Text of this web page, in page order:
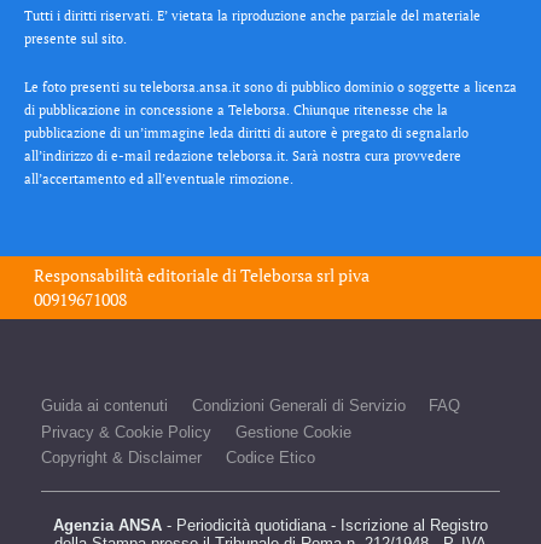
Tutti i diritti riservati. E’ vietata la riproduzione anche parziale del materiale
presente sul sito.
Le foto presenti su teleborsa.ansa.it sono di pubblico dominio o soggette a licenza
di pubblicazione in concessione a Teleborsa. Chiunque ritenesse che la
pubblicazione di un’immagine leda diritti di autore è pregato di segnalarlo
all’indirizzo di e-mail redazione teleborsa.it. Sarà nostra cura provvedere
all’accertamento ed all’eventuale rimozione.
Responsabilità editoriale diTeleborsa srlpiva
00919671008
Guida ai contenuti Condizioni Generali di Servizio
FAQ
Privacy & Cookie Policy
Gestione Cookie
Copyright & Disclaimer
Codice Etico
Agenzia ANSA - Periodicità quotidiana - Iscrizione al Registro